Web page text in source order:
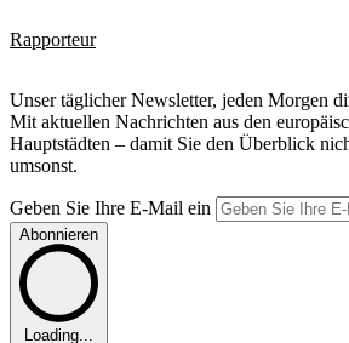
Rapporteur
Unser täglicher Newsletter, jeden Morgen
Mit aktuellen Nachrichten aus den
Hauptstädten – damit Sie den Überblick
umsonst.
Geben Sie Ihre E-Mail ein
Abonnieren
Loading...